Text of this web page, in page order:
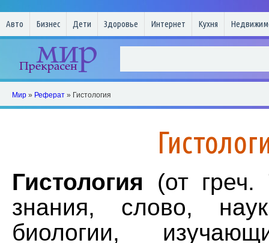
Авто Бизнес Дети Здоровье Интернет Кухня
Мир » Реферат » Гистология
Гистология (от греч.
знания, слово,
биологии,